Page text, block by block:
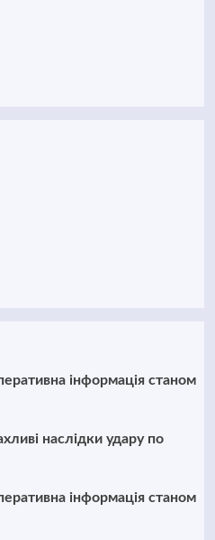
інформація станом
наслідки удару по
інформація станом